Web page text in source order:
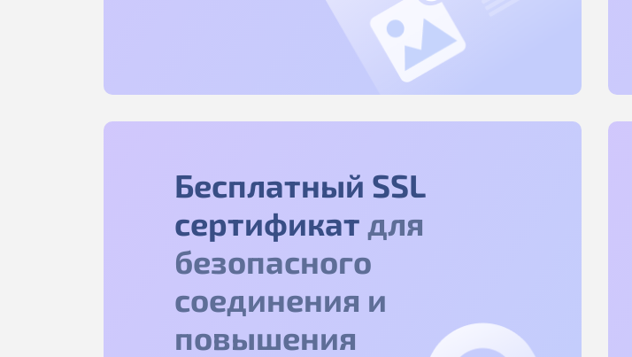
Бесплатный SSL
сертификат для
безопасного
соединения и
повышения